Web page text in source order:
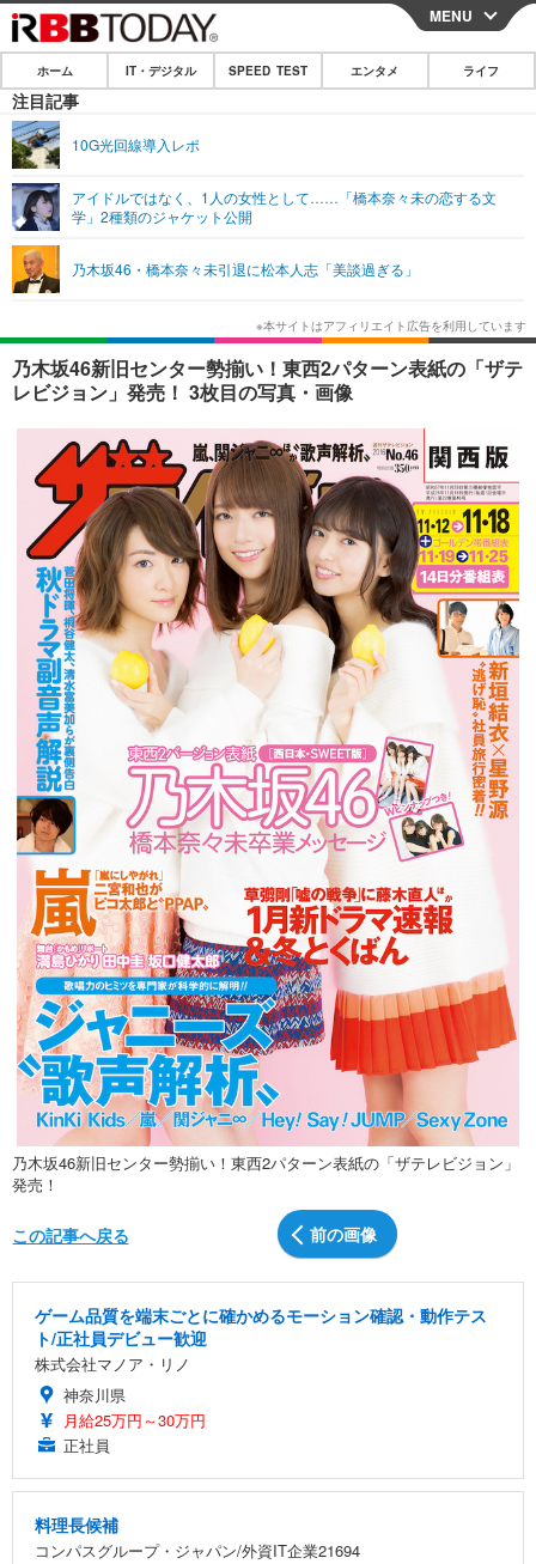
CLOSE
ホーム
IT・デジタル
ネタ
ショッピング その他
SPEED TEST
エンタメ
エンタメTOP 映画・ドラマ
韓国・芸能
音楽 スポーツ
ショッピング その他
ライフ
ライフTOP グルメ
ペット ショッピング
その他
リリース一覧
プッシュ通知の停止方法
MENU
ホーム IT・デジタル SPEED TEST エンタメ ライフ
注目記事
10G光回線導入レポ
アイドルではなく、1人の女性として……「橋本奈々未の恋する文
学」2種類のジャケット公開
乃木坂46・橋本奈々未引退に松本人志「美談過ぎる」
乃木坂46新旧センター勢揃い！東西2パターン表紙の「ザテ
レビジョン」発売！ 3枚目の写真・画像
乃木坂46新旧センター勢揃い！東西2パターン表紙の「ザテレビジョン」
発売！
前の画像
この記事へ戻る
ゲーム品質を端末ごとに確かめるモーション確認・動作テス
ト/正社員デビュー歓迎
株式会社マノア・リノ
神奈川県
月給25万円～30万円
正社員
料理長候補
コンパスグループ・ジャパン/外資IT企業21694